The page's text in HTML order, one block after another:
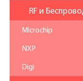
RF и
Microchip
NXP
Digi